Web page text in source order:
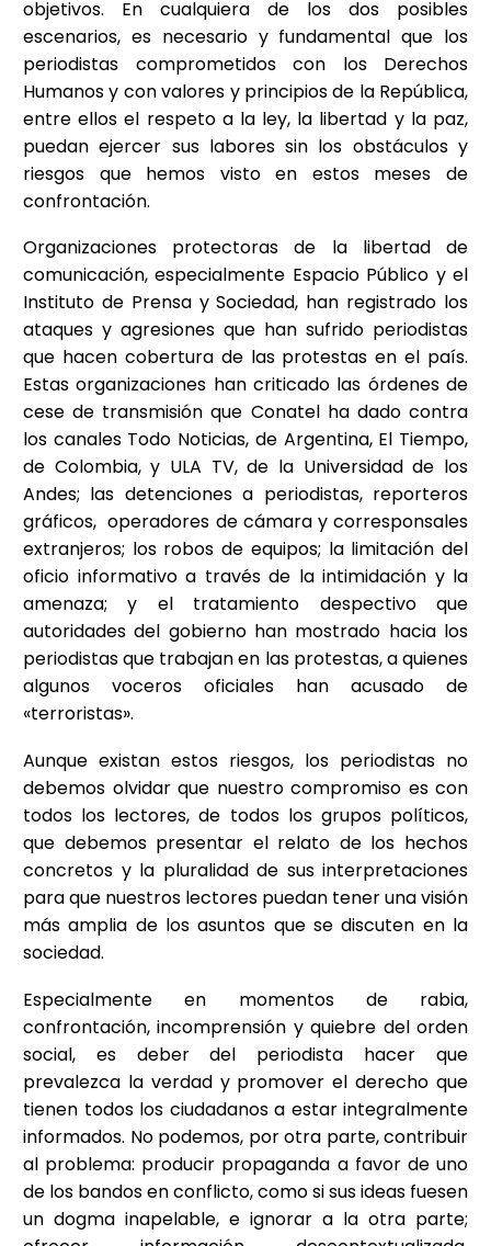
objetivos. En cualquiera de los dos posibles
escenarios, es necesario y fundamental que los
periodistas comprometidos con los Derechos
Humanos y con valores y principios de la República,
entre ellos el respeto a la ley, la libertad y la paz,
puedan ejercer sus labores sin los obstáculos y
riesgos que hemos visto en estos meses de
confrontación.
Organizaciones protectoras de la libertad de
comunicación, especialmente Espacio Público y el
Instituto de Prensa y Sociedad, han registrado los
ataques y agresiones que han sufrido periodistas
que hacen cobertura de las protestas en el país.
Estas organizaciones han criticado las órdenes de
cese de transmisión que Conatel ha dado contra
los canales Todo Noticias, de Argentina, El Tiempo,
de Colombia, y ULA TV, de la Universidad de los
Andes; las detenciones a periodistas, reporteros
gráficos, operadores de cámara y corresponsales
extranjeros; los robos de equipos; la limitación del
oficio informativo a través de la intimidación y la
amenaza; y el tratamiento despectivo que
autoridades del gobierno han mostrado hacia los
periodistas que trabajan en las protestas, a quienes
algunos voceros oficiales han acusado de
«terroristas».
Aunque existan estos riesgos, los periodistas no
debemos olvidar que nuestro compromiso es con
todos los lectores, de todos los grupos políticos,
que debemos presentar el relato de los hechos
concretos y la pluralidad de sus interpretaciones
para que nuestros lectores puedan tener una visión
más amplia de los asuntos que se discuten en la
sociedad.
Especialmente en momentos de rabia,
confrontación, incomprensión y quiebre del orden
social, es deber del periodista hacer que
prevalezca la verdad y promover el derecho que
tienen todos los ciudadanos a estar integralmente
informados. No podemos, por otra parte, contribuir
al problema: producir propaganda a favor de uno
de los bandos en conflicto, como si sus ideas fuesen
un dogma inapelable, e ignorar a la otra parte;